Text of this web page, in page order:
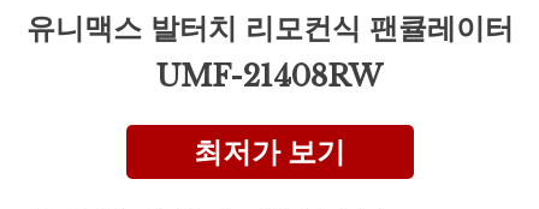
유니맥스 발터치 리모컨식 팬큘레이터
UMF-21408RW
최저가 보기